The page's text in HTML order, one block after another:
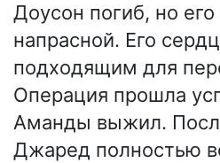
Доусон погиб, но
напрасной. Его
подходящим для
Операция прошла
Аманды выжил.
Джаред полностью